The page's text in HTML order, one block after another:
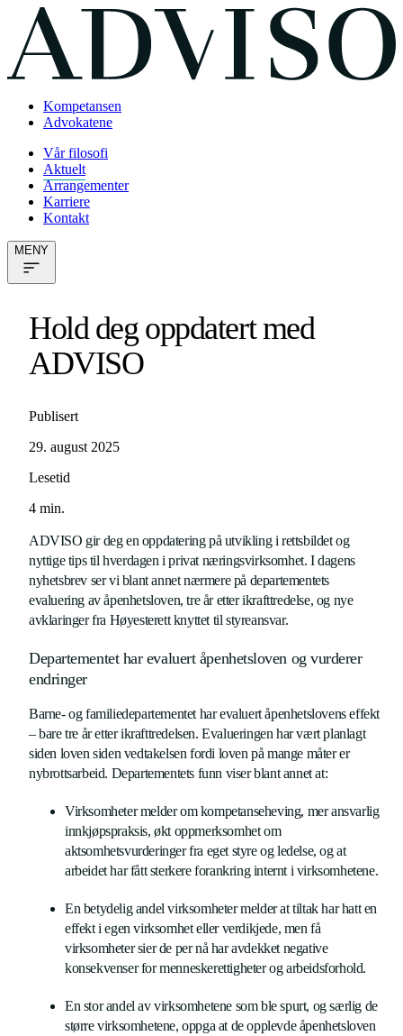
Kompetansen
Advokatene
Vår filosofi
Aktuelt
Arrangementer
Karriere
Kontakt
MENY
Hold deg oppdatert med
ADVISO
Publisert
29. august 2025
Lesetid
4 min.
ADVISO gir deg en oppdatering på utvikling i rettsbildet og
nyttige tips til hverdagen i privat næringsvirksomhet. I dagens
nyhetsbrev ser vi blant annet nærmere på departementets
evaluering av åpenhetsloven, tre år etter ikrafttredelse, og nye
avklaringer fra Høyesterett knyttet til styreansvar.
Departementet har evaluert åpenhetsloven og vurderer
endringer
Barne- og familiedepartementet har evaluert åpenhetslovens effekt
– bare tre år etter ikrafttredelsen. Evalueringen har vært planlagt
siden loven siden vedtakelsen fordi loven på mange måter er
nybrottsarbeid. Departementets funn viser blant annet at:
Virksomheter melder om kompetanseheving, mer ansvarlig
innkjøpspraksis, økt oppmerksomhet om
aktsomhetsvurderinger fra eget styre og ledelse, og at
arbeidet har fått sterkere forankring internt i virksomhetene.
En betydelig andel virksomheter melder at tiltak har hatt en
effekt i egen virksomhet eller verdikjede, men få
virksomheter sier de per nå har avdekket negative
konsekvenser for menneskerettigheter og arbeidsforhold.
En stor andel av virksomhetene som ble spurt, og særlig de
større virksomhetene, oppga at de opplevde åpenhetsloven